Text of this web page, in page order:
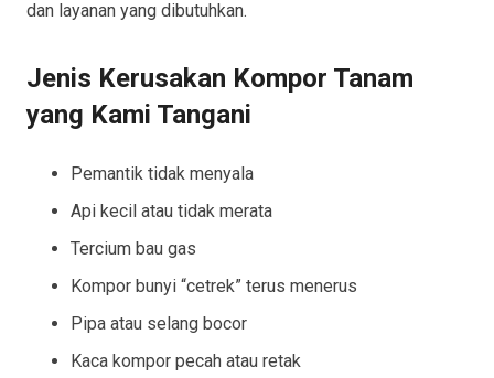
dan layanan yang dibutuhkan.
Jenis Kerusakan Kompor Tanam
yang Kami Tangani
Pemantik tidak menyala
Api kecil atau tidak merata
Tercium bau gas
Kompor bunyi “cetrek” terus menerus
Pipa atau selang bocor
Kaca kompor pecah atau retak